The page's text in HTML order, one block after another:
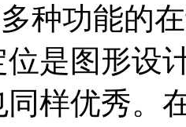
种功能的
位是图形设
同样优秀。